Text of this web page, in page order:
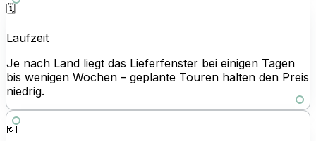
🗓️
Laufzeit
Je nach Land liegt das Lieferfenster bei einigen Tagen
bis wenigen Wochen – geplante Touren halten den Preis
niedrig.
💶